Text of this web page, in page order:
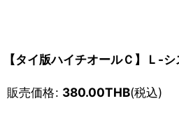
【タイ版ハイチオールＣ】Ｌ-
販売価格: 380.00THB(税込)